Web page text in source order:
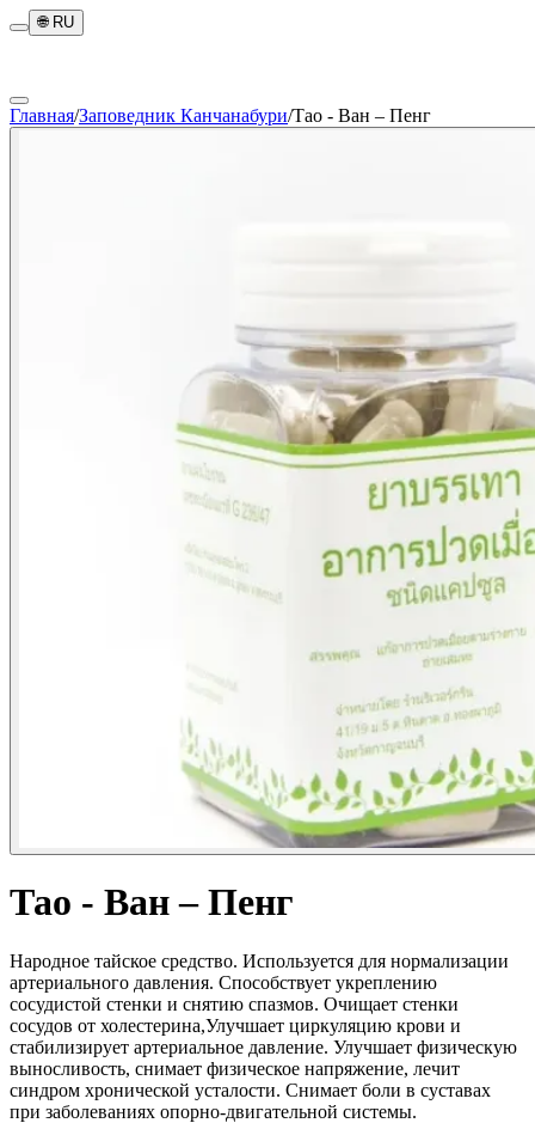
🌐RU
Главная/Заповедник Канчанабури/Тао - Ван – Пенг
Тао - Ван – Пенг
Народное тайское средство. Используется для нормализации
артериального давления. Способствует укреплению
сосудистой стенки и снятию спазмов. Очищает стенки
сосудов от холестерина,Улучшает циркуляцию крови и
стабилизирует артериальное давление. Улучшает физическую
выносливость, снимает физическое напряжение, лечит
синдром хронической усталости. Снимает боли в суставах
при заболеваниях опорно-двигательной системы.